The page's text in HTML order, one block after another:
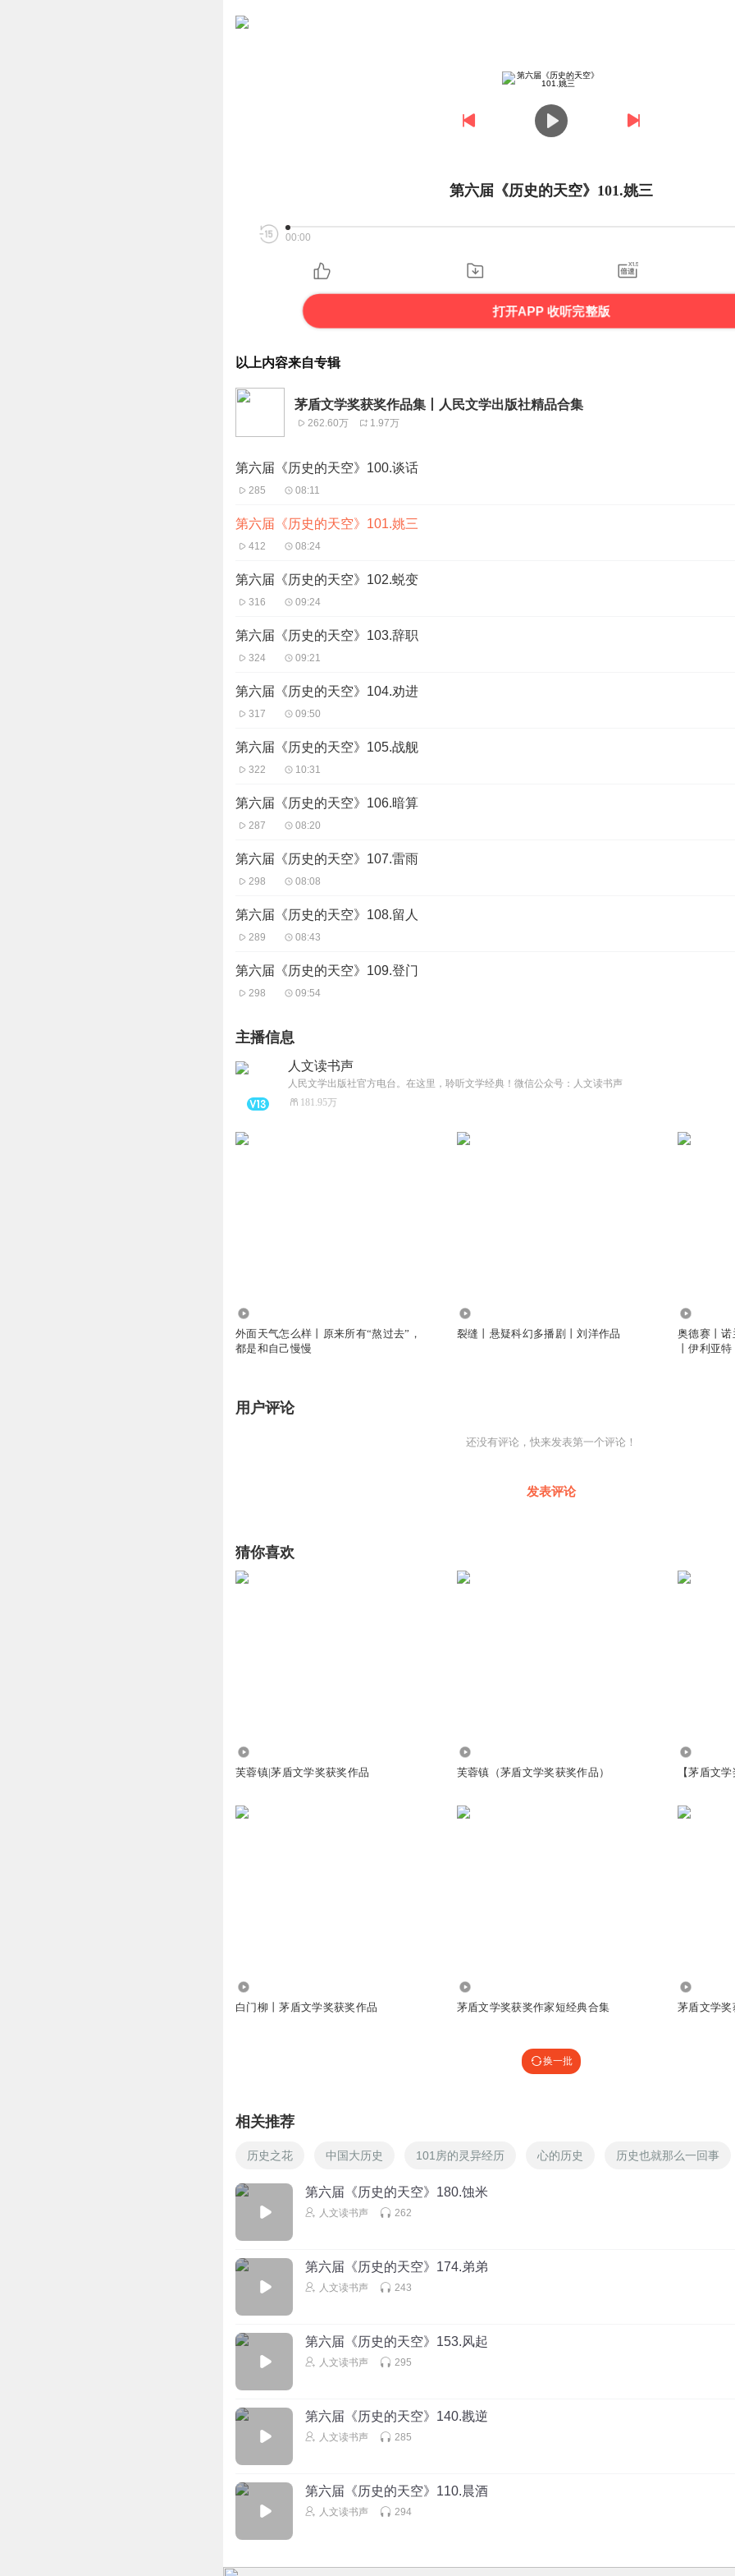
第六届《历史的天空》101.姚三
00:00
打开APP 收听完整版
以上内容来自专辑
茅盾文学奖获奖作品集丨人民文学出版社精品合集
262.60万 1.97万
第六届《历史的天空》100.谈话
285 08:11
第六届《历史的天空》101.姚三
412 08:24
第六届《历史的天空》102.蜕变
316 09:24
第六届《历史的天空》103.辞职
324 09:21
第六届《历史的天空》104.劝进
317 09:50
第六届《历史的天空》105.战舰
322 10:31
第六届《历史的天空》106.暗算
287 08:20
第六届《历史的天空》107.雷雨
298 08:08
第六届《历史的天空》108.留人
289 08:43
第六届《历史的天空》109.登门
298 09:54
主播信息
人文读书声
人民文学出版社官方电台。在这里，聆听文学经典！微信公众号：人文读书声
181.95万
外面天气怎么样丨原来所有“熬过去”，
都是和自己慢慢
裂缝丨悬疑科幻多播剧丨刘洋作品
奥德赛丨
丨伊利亚
用户评论
还没有评论，快来发表第一个评论！
发表评论
猜你喜欢
芙蓉镇|茅盾文学奖获奖作品 芙蓉镇（茅盾文学奖获奖作品） 【茅盾文
白门柳丨茅盾文学奖获奖作品 茅盾文学奖获奖作家短经典合集 茅盾文学
换一批
相关推荐
历史之花 中国大历史 101房的灵异经历 心的历史 历史也就那么一回事
第六届《历史的天空》180.蚀米
人文读书声 262
第六届《历史的天空》174.弟弟
人文读书声 243
第六届《历史的天空》153.风起
人文读书声 295
第六届《历史的天空》140.戡逆
人文读书声 285
第六届《历史的天空》110.晨酒
人文读书声 294